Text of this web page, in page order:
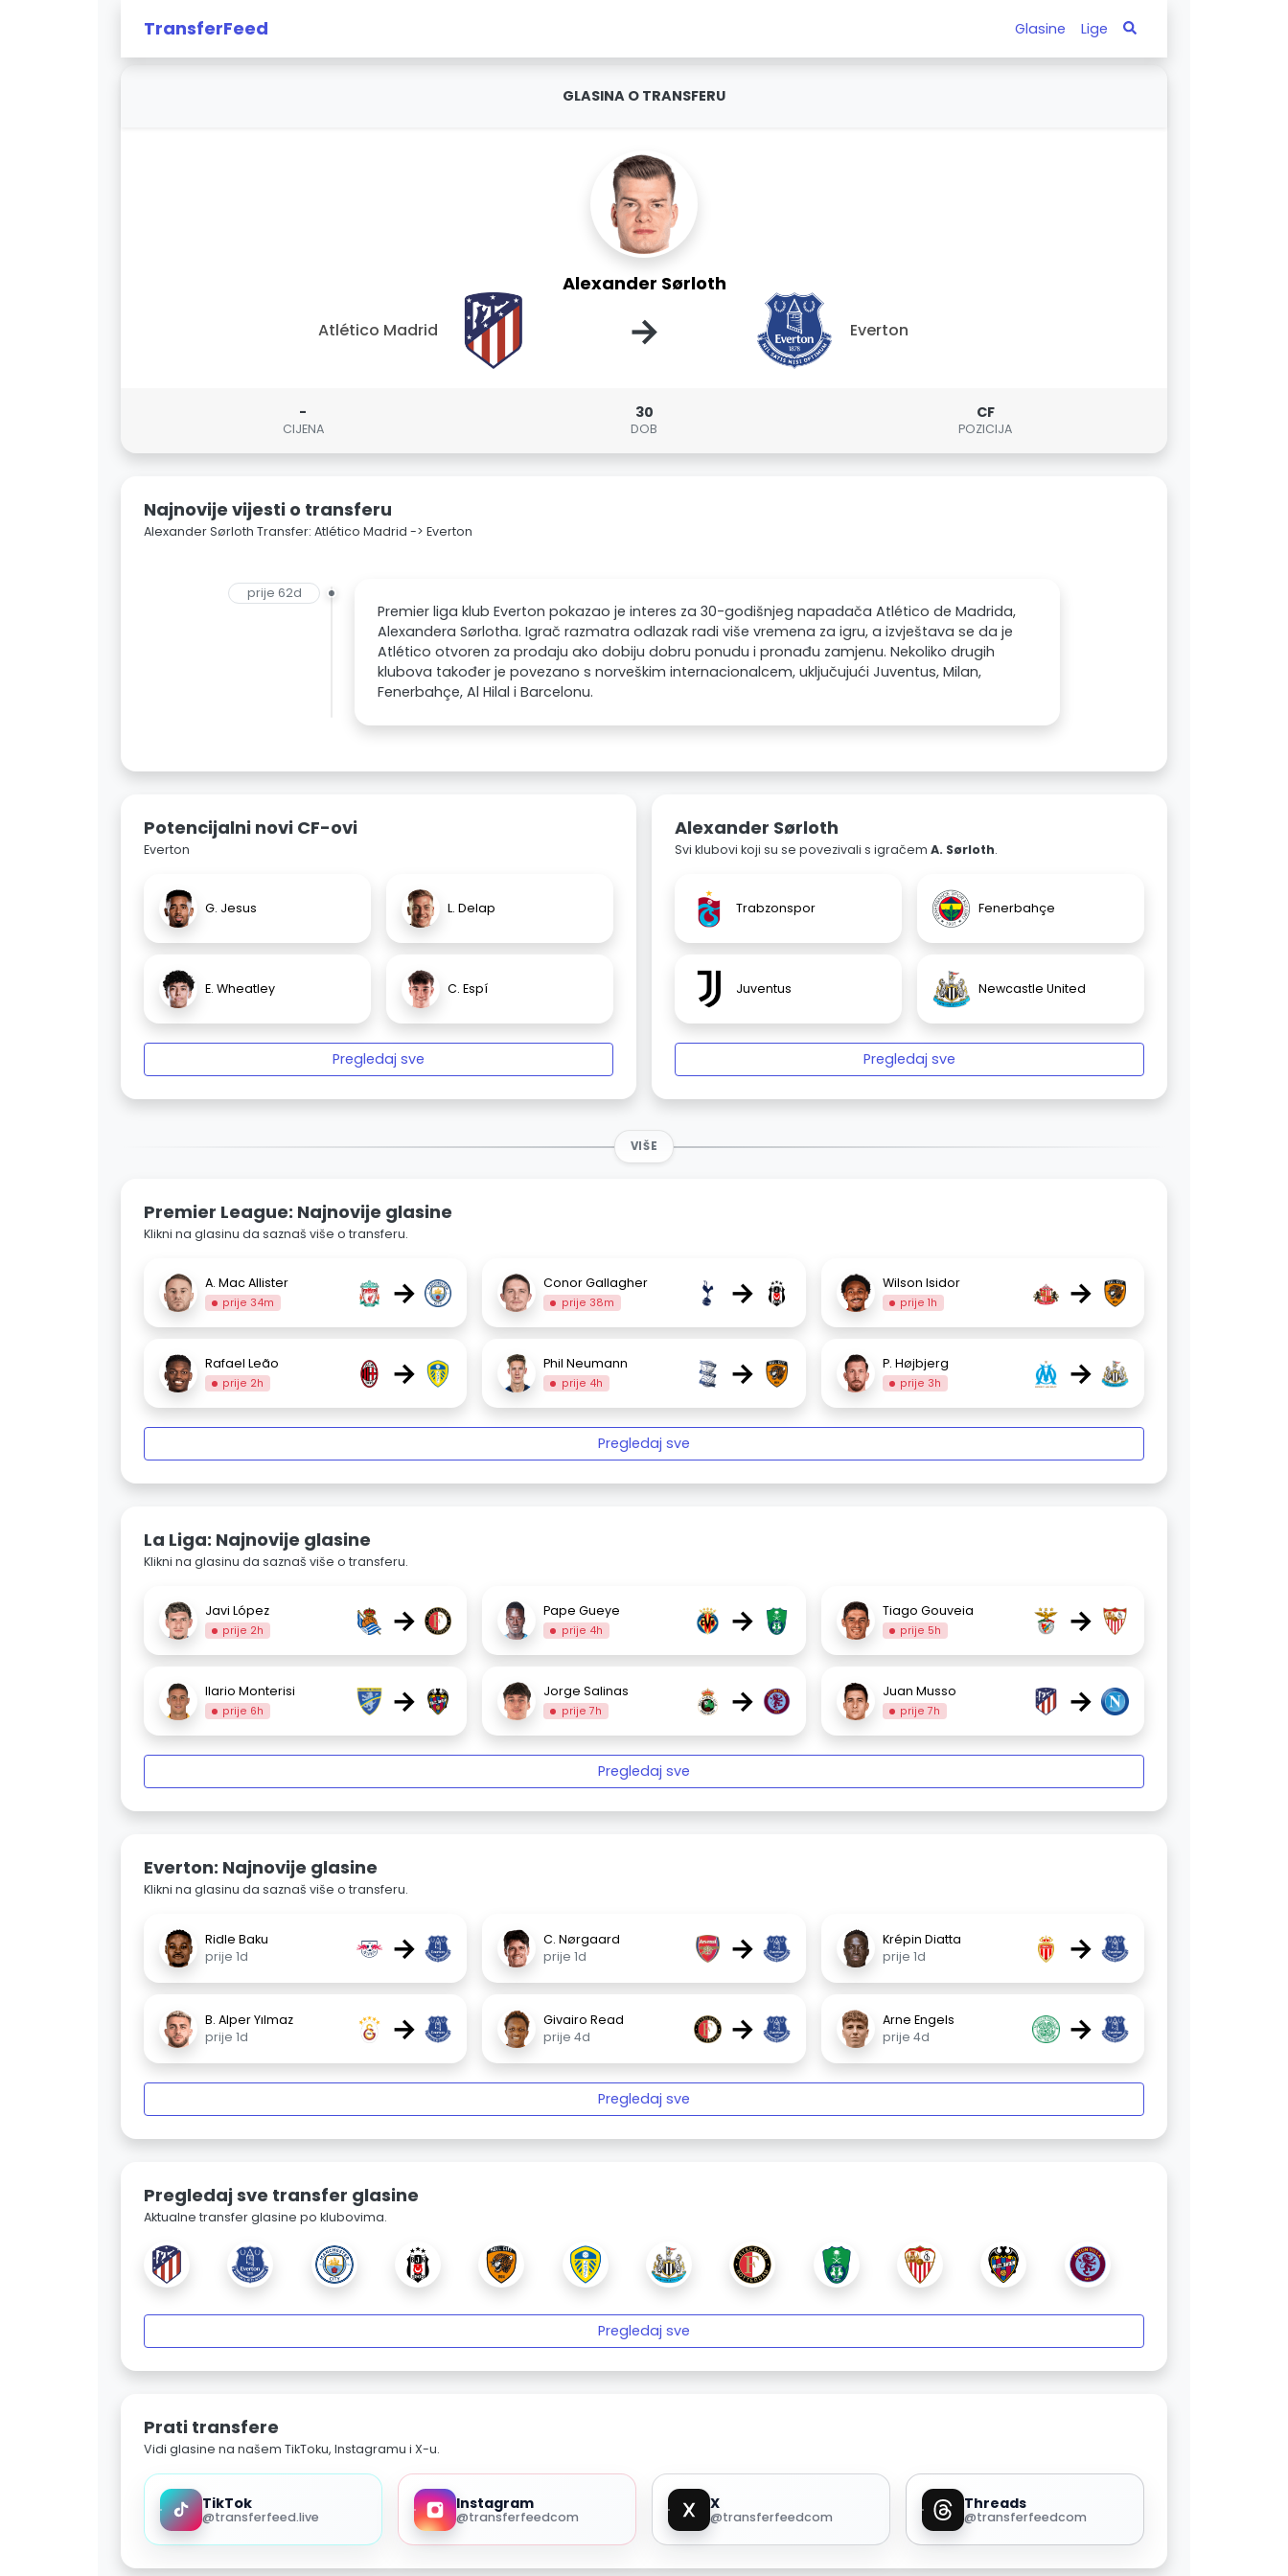
TransferFeed Glasine Lige
GLASINA O TRANSFERU
Alexander Sørloth
Atlético Madrid → Everton
-
CIJENA
30
DOB
CF
POZICIJA
Najnovije vijesti o transferu
Alexander Sørloth Transfer: Atlético Madrid -> Everton
prije 62d
Premier liga klub Everton pokazao je interes za 30-godišnjeg napadača Atlético de Madrida,
Alexandera Sørlotha. Igrač razmatra odlazak radi više vremena za igru, a izvještava se da je
Atlético otvoren za prodaju ako dobiju dobru ponudu i pronađu zamjenu. Nekoliko drugih
klubova također je povezano s norveškim internacionalcem, uključujući Juventus, Milan,
Fenerbahçe, Al Hilal i Barcelonu.
Potencijalni novi CF-ovi
Everton
G. Jesus L. Delap
E. Wheatley C. Espí
Pregledaj sve
Alexander Sørloth
Svi klubovi koji su se povezivali s igračem A. Sørloth.
Trabzonspor Fenerbahçe
Juventus Newcastle United
Pregledaj sve
VIŠE
Premier League: Najnovije glasine
Klikni na glasinu da saznaš više o transferu.
A. Mac Allister
prije 34m → Conor Gallagher
prije 38m → Wilson Isidor
prije 1h →
Rafael Leão
prije 2h → Phil Neumann
prije 4h → P. Højbjerg
prije 3h →
Pregledaj sve
La Liga: Najnovije glasine
Klikni na glasinu da saznaš više o transferu.
Javi López
prije 2h → Pape Gueye
prije 4h → Tiago Gouveia
prije 5h →
Ilario Monterisi
prije 6h → Jorge Salinas
prije 7h → Juan Musso
prije 7h →
Pregledaj sve
Everton: Najnovije glasine
Klikni na glasinu da saznaš više o transferu.
Ridle Baku
prije 1d
→
C. Nørgaard
prije 1d
→
Krépin Diatta
prije 1d
→
B. Alper Yılmaz
prije 1d
→
Givairo Read
prije 4d
→
Arne Engels
prije 4d
→
Pregledaj sve
Pregledaj sve transfer glasine
Aktualne transfer glasine po klubovima.
Pregledaj sve
Prati transfere
Vidi glasine na našem TikToku, Instagramu i X-u.
TikTok
@transferfeed.live
Instagram
@transferfeedcom
X
@transferfeedcom
Threads
@transferfeedcom